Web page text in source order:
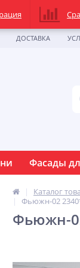
ДОСТАВКА
Фасады
Каталог
Фьюжн-02
Фьюжн-